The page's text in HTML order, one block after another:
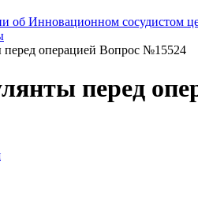
об Инновационном сосудистом
перед операцией Вопрос №15524
перед